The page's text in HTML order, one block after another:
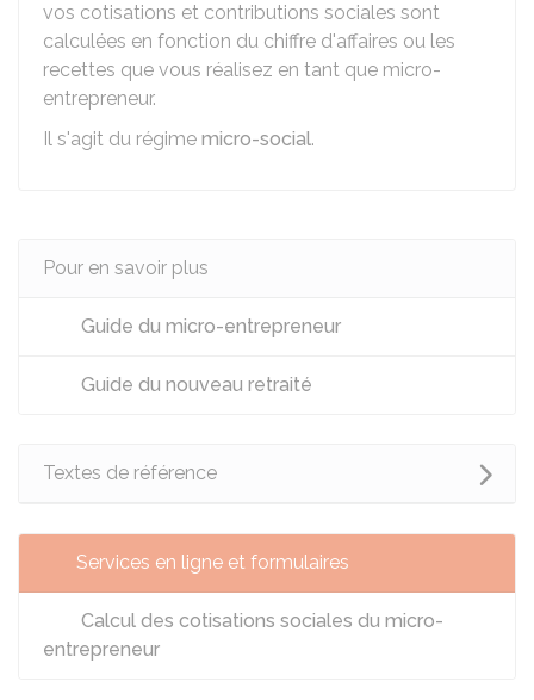
vos cotisations et contributions sociales sont
calculées en fonction du chiffre d'affaires ou les
recettes que vous réalisez en tant que micro-
entrepreneur.
Il s'agit du régime micro-social.
Pour en savoir plus
Guide du micro-entrepreneur
Guide du nouveau retraité
Textes de référence
Services en ligne et formulaires
Calcul des cotisations sociales du micro-
entrepreneur